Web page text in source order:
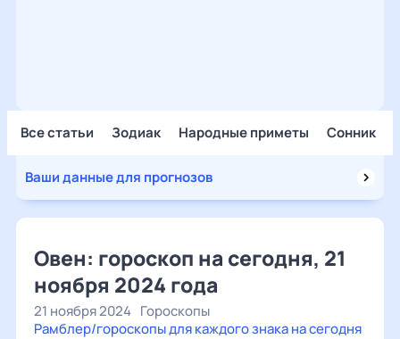
Все статьи Зодиак Народные приметы Сонник
Ваши данные для прогнозов
Овен: гороскоп на сегодня, 21
ноября 2024 года
21 ноября 2024 Гороскопы
Рамблер/гороскопы для каждого знака на сегодня